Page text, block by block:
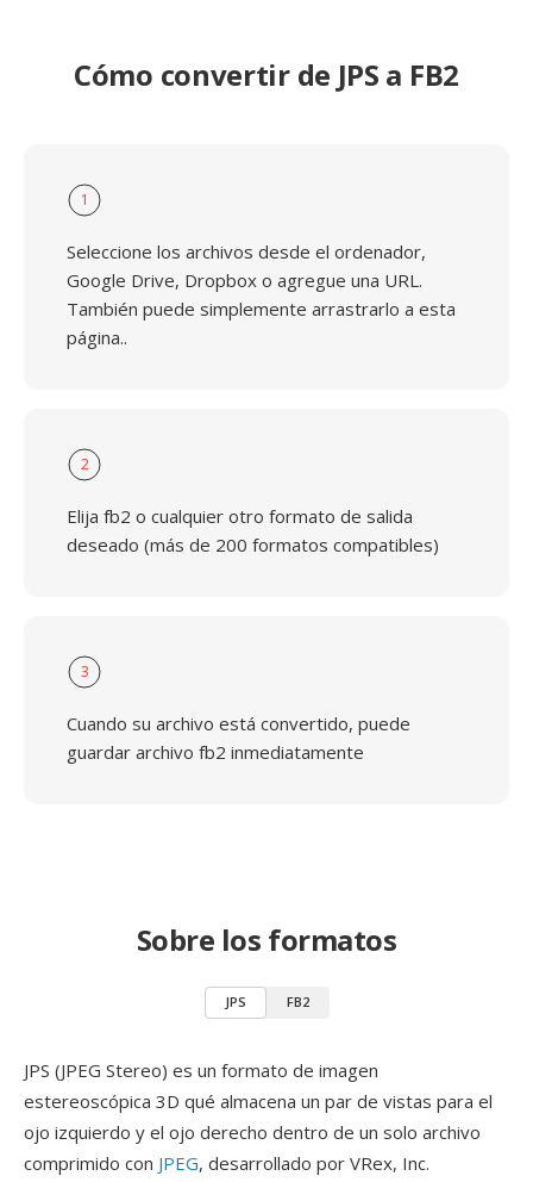
Cómo convertir de JPS a FB2
1
Seleccione los archivos desde el ordenador,
Google Drive, Dropbox o agregue una URL.
También puede simplemente arrastrarlo a esta
página..
2
Elija fb2 o cualquier otro formato de salida
deseado (más de 200 formatos compatibles)
3
Cuando su archivo está convertido, puede
guardar archivo fb2 inmediatamente
Sobre los formatos
JPS FB2
JPS (JPEG Stereo) es un formato de imagen
estereoscópica 3D qué almacena un par de vistas para el
ojo izquierdo y el ojo derecho dentro de un solo archivo
comprimido con JPEG, desarrollado por VRex, Inc.